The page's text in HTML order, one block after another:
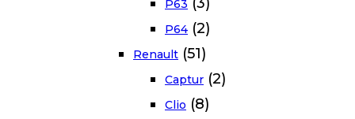
P63
P64 (2)
Renault (51)
Captur (2)
Clio (8)